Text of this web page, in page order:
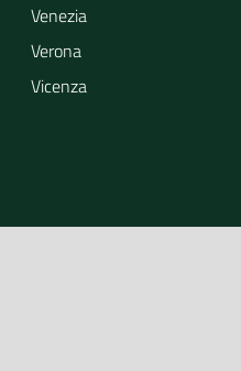
Venezia
Verona
Vicenza